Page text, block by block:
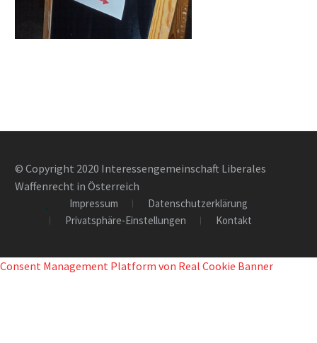
© Copyright 2020 Interessengemeinschaft Liberales
Waffenrecht in Österreich
Impressum
Datenschutzerklärung
Privatsphäre-Einstellungen
Kontakt
Consent Management Platform von Real Cookie Banner